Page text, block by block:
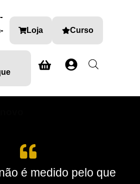
Loja Curso
é medido pelo que